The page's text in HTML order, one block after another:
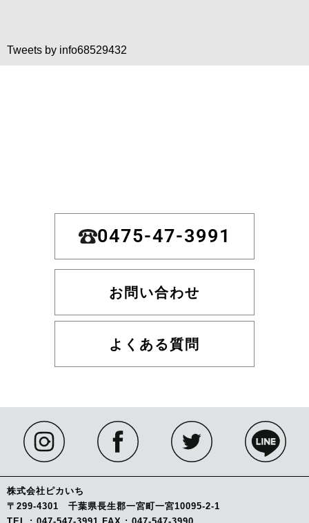
Tweets by info68529432
0475-47-3991
お問い合わせ
よくある質問
株式会社ピカいち
〒299-4301 千葉県長生郡一宮町一宮10095-2-1